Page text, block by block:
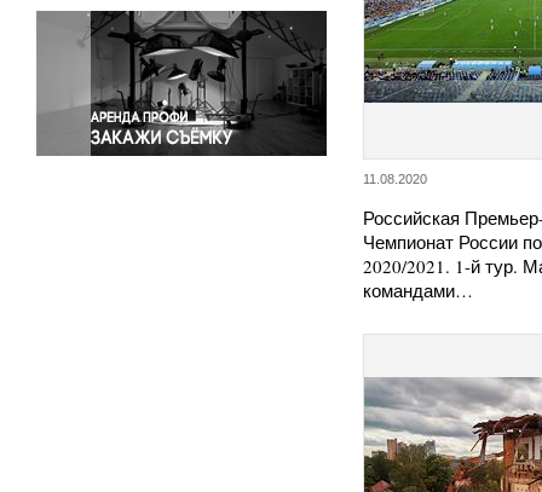
Светская жизнь
Спорт
Экология
Экономика и бизнес
11.08.2020
Российская
Чемпионат России
2020/2021. 1-й тур.
командами…